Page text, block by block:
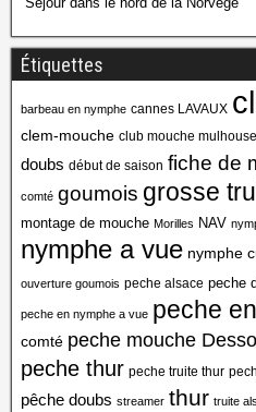
Étiquettes
barbeau en nymphe cannes LAVAUX
clem-mouche club mouche mulhouse
doubs début de saison fiche de
comté goumois grosse
montage de mouche Morilles NAV
nymphe a vue nymphe
ouverture goumois peche alsace peche
peche en nymphe a vue peche
comté peche mouche
peche thur peche truite thur
pêche doubs streamer thur truite